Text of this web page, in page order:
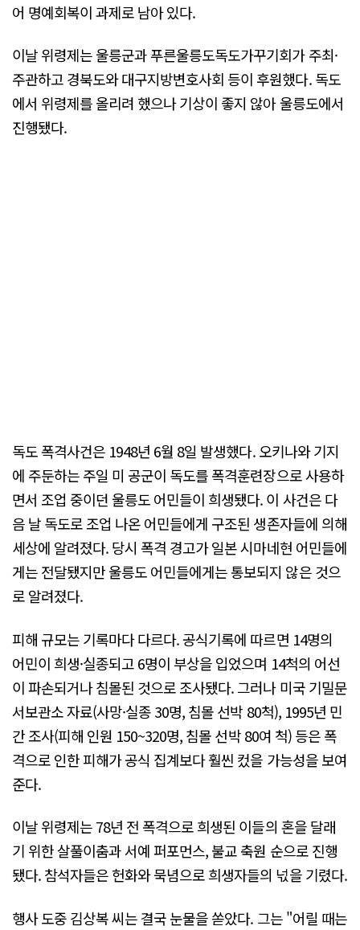
어 명예회복이 과제로 남아 있다.
이날 위령제는 울릉군과 푸른울릉도독도가꾸기회가 주최·
주관하고 경북도와 대구지방변호사회 등이 후원했다. 독도
에서 위령제를 올리려 했으나 기상이 좋지 않아 울릉도에서
진행됐다.
독도 폭격사건은 1948년 6월 8일 발생했다. 오키나와 기지
에 주둔하는 주일 미 공군이 독도를 폭격훈련장으로 사용하
면서 조업 중이던 울릉도 어민들이 희생됐다. 이 사건은 다
음 날 독도로 조업 나온 어민들에게 구조된 생존자들에 의해
세상에 알려졌다. 당시 폭격 경고가 일본 시마네현 어민들에
게는 전달됐지만 울릉도 어민들에게는 통보되지 않은 것으
로 알려졌다.
피해 규모는 기록마다 다르다. 공식기록에 따르면 14명의
어민이 희생·실종되고 6명이 부상을 입었으며 14척의 어선
이 파손되거나 침몰된 것으로 조사됐다. 그러나 미국 기밀문
서보관소 자료(사망·실종 30명, 침몰 선박 80척), 1995년 민
간 조사(피해 인원 150~320명, 침몰 선박 80여 척) 등은 폭
격으로 인한 피해가 공식 집계보다 훨씬 컸을 가능성을 보여
준다.
이날 위령제는 78년 전 폭격으로 희생된 이들의 혼을 달래
기 위한 살풀이춤과 서예 퍼포먼스, 불교 축원 순으로 진행
됐다. 참석자들은 헌화와 묵념으로 희생자들의 넋을 기렸다.
행사 도중 김상복 씨는 결국 눈물을 쏟았다. 그는 "어릴 때는